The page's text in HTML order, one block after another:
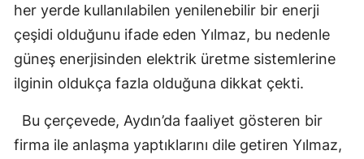
her yerde kullanılabilen yenilenebilir bir enerji
çeşidi olduğunu ifade eden Yılmaz, bu nedenle
güneş enerjisinden elektrik üretme sistemlerine
ilginin oldukça fazla olduğuna dikkat çekti.
Bu çerçevede, Aydın’da faaliyet gösteren bir
firma ile anlaşma yaptıklarını dile getiren Yılmaz,